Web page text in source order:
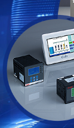
塑料机械行业
建筑机械行业
包装机械行业
纺织机械行业